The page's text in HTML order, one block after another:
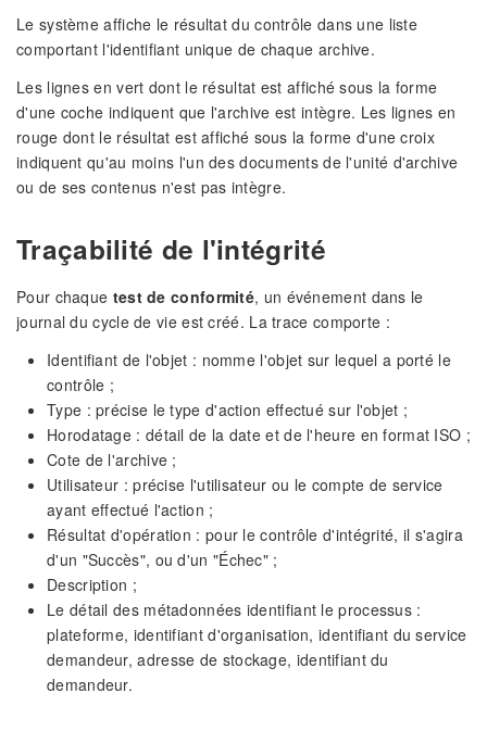
Le système affiche le résultat du contrôle dans une liste
comportant l'identifiant unique de chaque archive.
Les lignes en vert dont le résultat est affiché sous la forme
d'une coche indiquent que l'archive est intègre. Les lignes en
rouge dont le résultat est affiché sous la forme d'une croix
indiquent qu'au moins l'un des documents de l'unité d'archive
ou de ses contenus n'est pas intègre.
Traçabilité de l'intégrité
Pour chaque test de conformité, un événement dans le
journal du cycle de vie est créé. La trace comporte :
Identifiant de l'objet : nomme l'objet sur lequel a porté le
contrôle ;
Type : précise le type d'action effectué sur l'objet ;
Horodatage : détail de la date et de l'heure en format ISO ;
Cote de l'archive ;
Utilisateur : précise l'utilisateur ou le compte de service
ayant effectué l'action ;
Résultat d'opération : pour le contrôle d'intégrité, il s'agira
d'un "Succès", ou d'un "Échec" ;
Description ;
Le détail des métadonnées identifiant le processus :
plateforme, identifiant d'organisation, identifiant du service
demandeur, adresse de stockage, identifiant du
demandeur.